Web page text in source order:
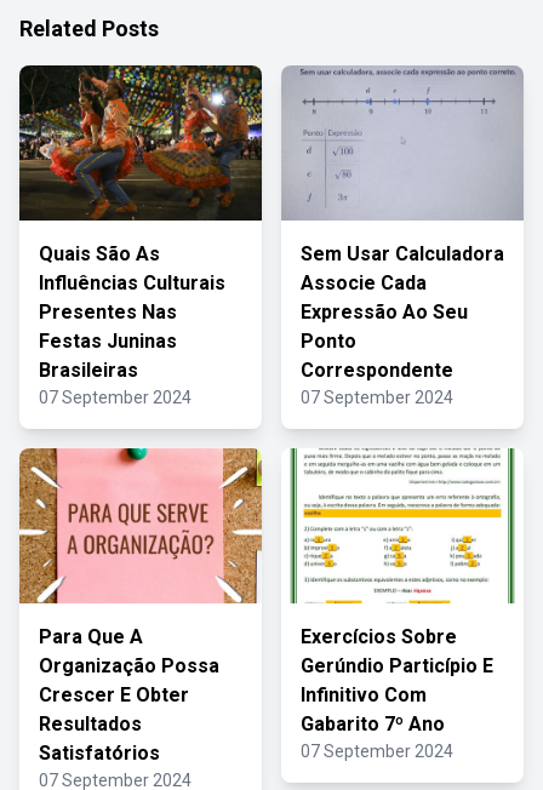
Related Posts
Quais São As
Influências Culturais
Presentes Nas
Festas Juninas
Brasileiras
07 September 2024
Sem Usar Calculadora
Associe Cada
Expressão Ao Seu
Ponto
Correspondente
07 September 2024
Para Que A
Organização Possa
Crescer E Obter
Resultados
Satisfatórios
07 September 2024
Exercícios Sobre
Gerúndio Particípio E
Infinitivo Com
Gabarito 7º Ano
07 September 2024